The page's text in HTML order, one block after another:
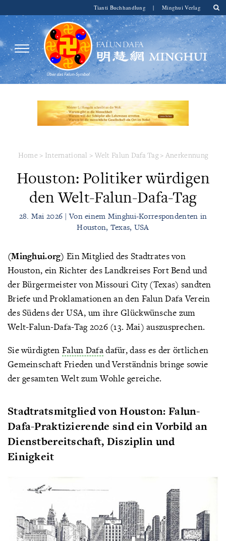
Tianti Buchhandlung | Minghui Verlag
Home > International > Welt Falun Dafa Tag > Anerkennung
Houston: Politiker würdigen
den Welt-Falun-Dafa-Tag
28. Mai 2026 | Von einem Minghui-Korrespondenten in
Houston, Texas, USA
(Minghui.org) Ein Mitglied des Stadtrates von
Houston, ein Richter des Landkreises Fort Bend und
der Bürgermeister von Missouri City (Texas) sandten
Briefe und Proklamationen an den Falun Dafa Verein
des Südens der USA, um ihre Glückwünsche zum
Welt-Falun-Dafa-Tag 2026 (13. Mai) auszusprechen.
Sie würdigtenFalun Dafadafür, dass es der örtlichen
Gemeinschaft Frieden und Verständnis bringe sowie
der gesamten Welt zum Wohle gereiche.
Stadtratsmitglied von Houston: Falun-
Dafa-Praktizierende sind ein Vorbild an
Dienstbereitschaft, Disziplin und
Einigkeit